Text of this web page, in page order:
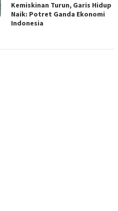
Kemiskinan Turun, Garis Hidup
Naik: Potret Ganda Ekonomi
Indonesia